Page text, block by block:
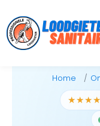
to
content
Home